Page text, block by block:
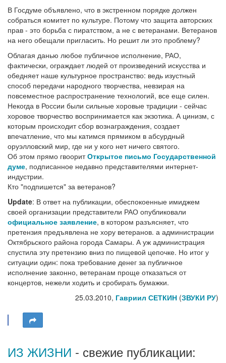
В Госдуме объявлено, что в экстренном порядке должен
собраться комитет по культуре. Потому что защита авторских
прав - это борьба с пиратством, а не с ветеранами. Ветеранов
на него обещали пригласить. Но решит ли это проблему?
Облагая данью любое публичное исполнение, РАО,
фактически, ограждает людей от произведений искусства и
обедняет наше культурное пространство: ведь изустный
способ передачи народного творчества, невзирая на
повсеместное распространение технологий, все еще силен.
Некогда в России были сильные хоровые традиции - сейчас
хоровое творчество воспринимается как экзотика. А цинизм, с
которым происходит сбор вознаграждения, создает
впечатление, что мы катимся прямиком в абсурдный
оруэлловский мир, где ни у кого нет ничего святого.
Об этом прямо гвооритОткрытое письмо Государственной
думе, подписанное недавно представителями интернет-
индустрии.
Кто "подпишется" за ветеранов?
Update: В ответ на публикации, обеспокоенные имиджем
своей организации представители РАО опубликовали
официальное заявление, в котором разъясняет, что
претензия предъявлена не хору ветеранов. а администрации
Октябрьского района города Самары. А уж администрация
спустила эту претензию вниз по пищевой цепочке. Но итог у
ситуации один: пока требование денег за публичное
исполнение законно, ветеранам проще отказаться от
концертов, нежели ходить и сробирать бумажки.
25.03.2010, Гавриил СЕТКИН (ЗВУКИ РУ)
ИЗ ЖИЗНИ - свежие публикации: